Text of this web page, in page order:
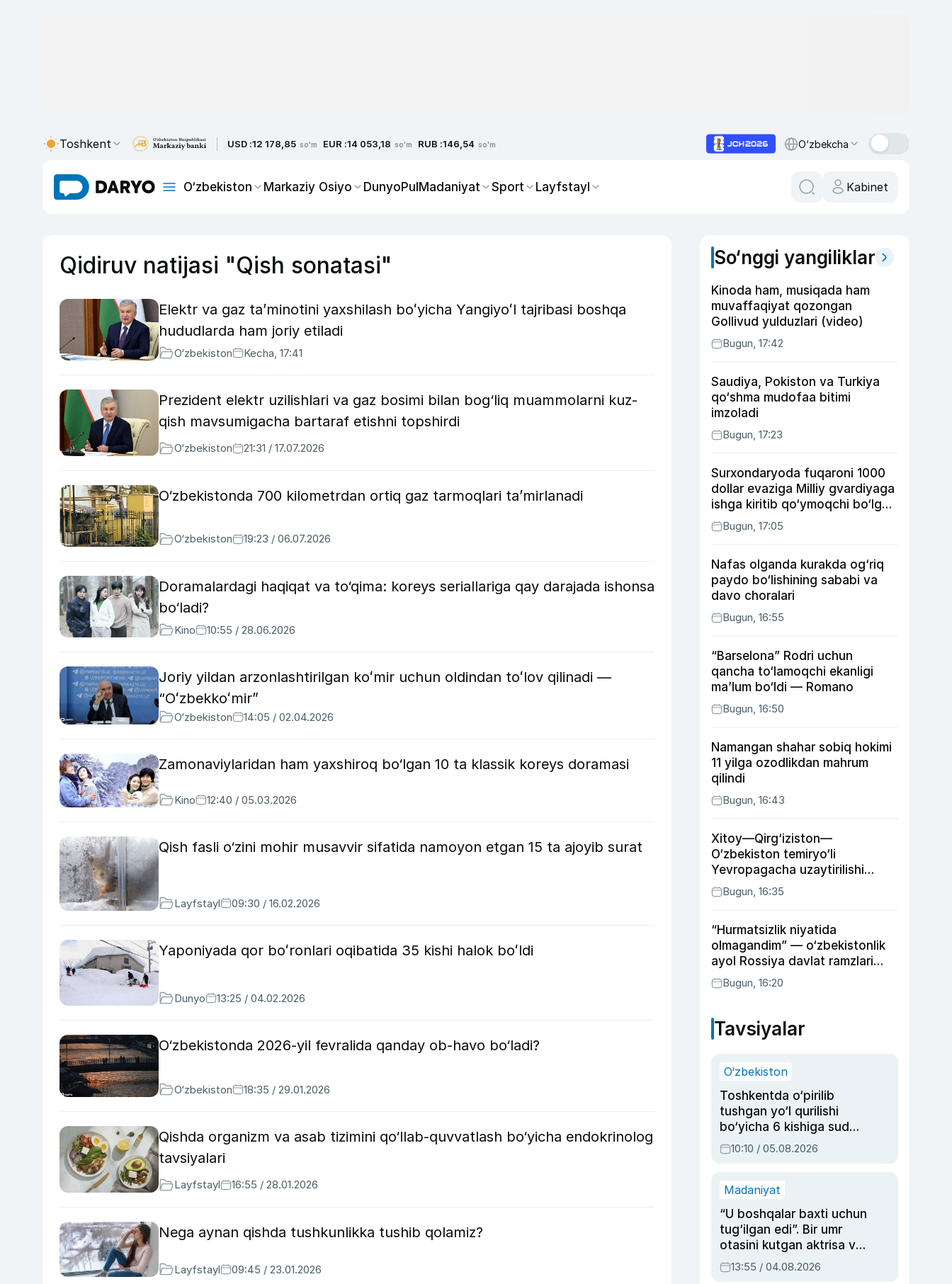
Toshkent USD :12 178,85 so'm EUR :14 053,18 so'm RUB :146,54 so'm O‘zbekcha
O‘zbekiston Markaziy Osiyo DunyoPulMadaniyat Sport Layfstayl Kabinet
Qidiruv natijasi "Qish sonatasi"
Elektr va gaz taʼminotini yaxshilash boʻyicha Yangiyoʻl tajribasi boshqa
hududlarda ham joriy etiladi
O‘zbekiston Kecha, 17:41
Prezident elektr uzilishlari va gaz bosimi bilan bog‘liq muammolarni kuz-
qish mavsumigacha bartaraf etishni topshirdi
O‘zbekiston 21:31 / 17.07.2026
O‘zbekistonda 700 kilometrdan ortiq gaz tarmoqlari ta’mirlanadi
O‘zbekiston 19:23 / 06.07.2026
Doramalardagi haqiqat va to‘qima: koreys seriallariga qay darajada ishonsa
bo‘ladi?
Kino 10:55 / 28.06.2026
Joriy yildan arzonlashtirilgan koʻmir uchun oldindan toʻlov qilinadi —
“Oʻzbekkoʻmir”
O‘zbekiston 14:05 / 02.04.2026
Zamonaviylaridan ham yaxshiroq bo‘lgan 10 ta klassik koreys doramasi
Kino 12:40 / 05.03.2026
Qish fasli o‘zini mohir musavvir sifatida namoyon etgan 15 ta ajoyib surat
Layfstayl 09:30 / 16.02.2026
Yaponiyada qor boʻronlari oqibatida 35 kishi halok boʻldi
Dunyo 13:25 / 04.02.2026
O‘zbekistonda 2026-yil fevralida qanday ob-havo bo‘ladi?
O‘zbekiston 18:35 / 29.01.2026
Qishda organizm va asab tizimini qo‘llab-quvvatlash bo‘yicha endokrinolog
tavsiyalari
Layfstayl 16:55 / 28.01.2026
Nega aynan qishda tushkunlikka tushib qolamiz?
Layfstayl 09:45 / 23.01.2026
So‘nggi yangiliklar
Kinoda ham, musiqada ham
muvaffaqiyat qozongan
Gollivud yulduzlari (video)
Bugun, 17:42
Saudiya, Pokiston va Turkiya
qo‘shma mudofaa bitimi
imzoladi
Bugun, 17:23
Surxondaryoda fuqaroni 1000
dollar evaziga Milliy gvardiyaga
ishga kiritib qo‘ymoqchi bo‘lgan
shaxs ushlandi
Bugun, 17:05
Nafas olganda kurakda og‘riq
paydo bo‘lishining sababi va
davo choralari
Bugun, 16:55
“Barselona” Rodri uchun
qancha to‘lamoqchi ekanligi
ma’lum bo‘ldi — Romano
Bugun, 16:50
Namangan shahar sobiq hokimi
11 yilga ozodlikdan mahrum
qilindi
Bugun, 16:43
Xitoy—Qirg‘iziston—
O‘zbekiston temiryo‘li
Yevropagacha uzaytirilishi
mumkin
Bugun, 16:35
“Hurmatsizlik niyatida
olmagandim” — o‘zbekistonlik
ayol Rossiya davlat ramzlari
tushirilgan poyandoz haqida
Bugun, 16:20
Tavsiyalar
O‘zbekiston
Toshkentda o‘pirilib
tushgan yo‘l qurilishi
bo‘yicha 6 kishiga sud
hukmi o‘qildi
10:10 / 05.08.2026
Madaniyat
“U boshqalar baxti uchun
tug‘ilgan edi”. Bir umr
otasini kutgan aktrisa va
dublyaj ustasi Rimma
Ahmedovaning
13:55 / 04.08.2026